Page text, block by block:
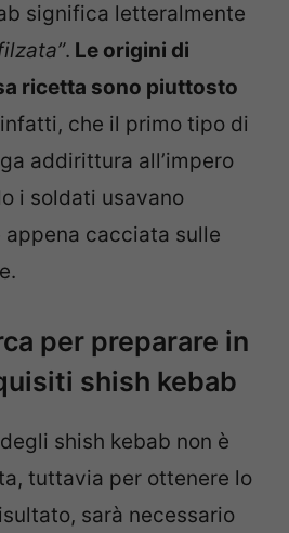
significa letteralmente
. Le origini di
ricetta sono piuttosto
che il primo tipo di
addirittura all’impero
i soldati usavano
cacciata sulle
per preparare in
shish kebab
shish kebab non è
tuttavia per ottenere lo
sarà necessario